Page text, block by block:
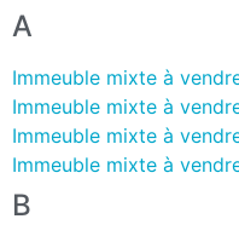
A
Immeuble mixte à
Immeuble mixte à
Immeuble mixte à
Immeuble mixte à
B